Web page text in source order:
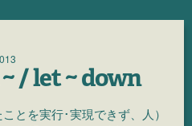
/ let ~ down
ことを実行･実現できず、人）